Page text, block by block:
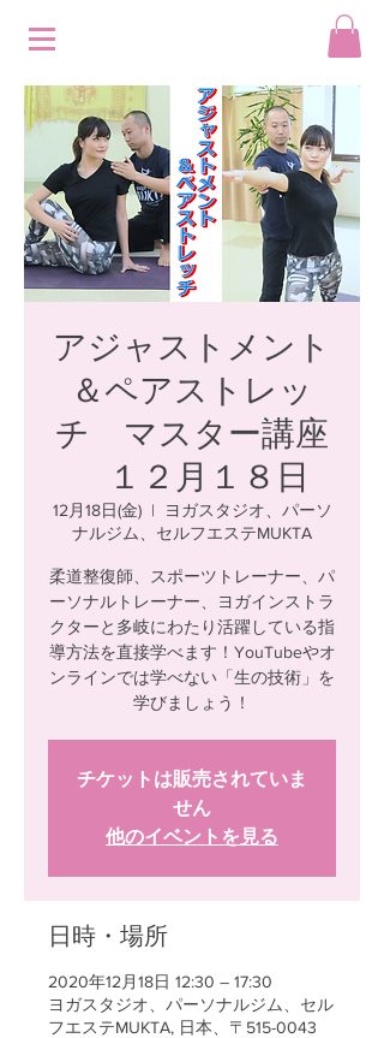
アジャストメント
＆ペアストレッ
チ マスター講座
１２月１８日
12月18日(金)
  |
ヨガスタジオ、パーソ
ナルジム、セルフエステMUKTA
柔道整復師、スポーツトレーナー、パ
ーソナルトレーナー、ヨガインストラ
クターと多岐にわたり活躍している指
導方法を直接学べます！YouTubeやオ
ンラインでは学べない「生の技術」を
学びましょう！
チケットは販売されていま
せん
他のイベントを見る
日時・場所
2020年12月18日 12:30 – 17:30
ヨガスタジオ、パーソナルジム、セル
フエステMUKTA, 日本、〒515-0043